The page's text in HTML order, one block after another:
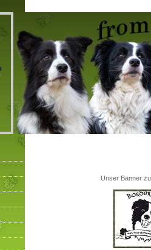
Unser Banner